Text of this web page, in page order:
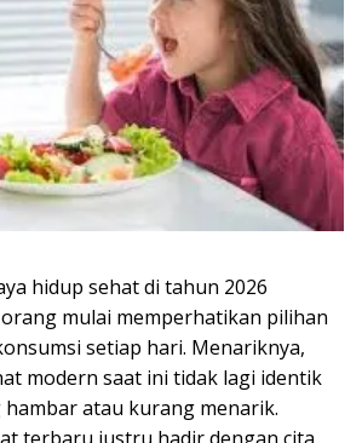
hidup sehat di tahun 2026
mulai memperhatikan pilihan
setiap hari. Menariknya,
modern saat ini tidak lagi identik
atau kurang menarik.